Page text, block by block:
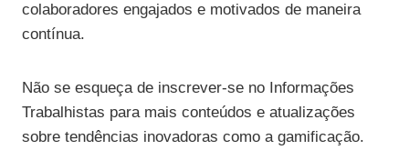
colaboradores engajados e motivados de maneira
contínua.
Não se esqueça de inscrever-se no Informações
Trabalhistas para mais conteúdos e atualizações
sobre tendências inovadoras como a gamificação.